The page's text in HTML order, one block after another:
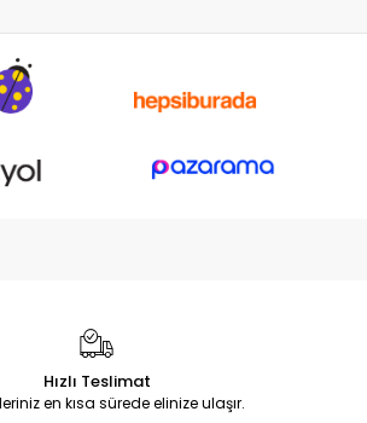
Hızlı Teslimat
en kısa sürede elinize ulaşır.